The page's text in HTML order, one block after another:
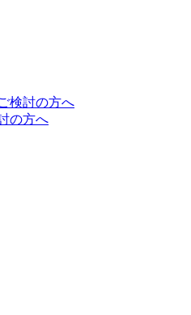
検討の方へ
の方へ